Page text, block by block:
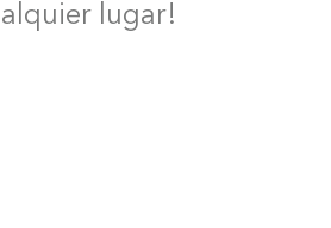
lugar!